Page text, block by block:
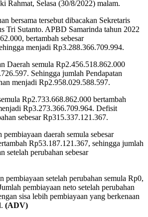
Rahmat, Selasa (30/8/2022) malam.
bersama tersebut dibacakan Sekretaris
Tri Sutanto. APBD Samarinda tahun 2022
bertambah sebesar
menjadi Rp3.288.366.709.994.
Daerah semula Rp2.456.518.862.000
Sehingga jumlah Pendapatan
menjadi Rp2.958.029.588.597.
Rp2.733.668.862.000 bertambah
Rp3.273.366.709.964. Defisit
sebesar Rp315.337.121.367.
pembiayaan daerah semula sebesar
Rp53.187.121.367, sehingga jumlah
setelah perubahan sebesar
pembiayaan setelah perubahan semula Rp0,
pembiayaan neto setelah perubahan
sisa lebih pembiayaan yang berkenaan
(ADV)